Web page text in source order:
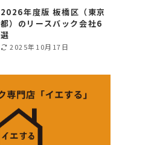
2026年度版 板橋区（東京
都）のリースバック会社6
選
2025年10月17日